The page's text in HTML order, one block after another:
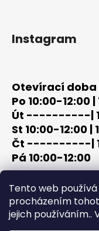
Tento web
procházením
jejich používáním..
Instagram
Otevírací doba
Po 10:00-12:00
Út ----------|
St 10:00-12:00 |
Čt ----------|
Pá 10:00-12:00
tel: +420 603
email: terc-